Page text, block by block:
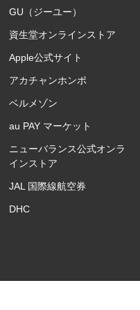
GU（ジーユー）
資生堂オンラインストア
Apple公式サイト
アカチャンホンポ
ベルメゾン
au PAY マーケット
ニューバランス公式オンラ
インストア
JAL 国際線航空券
DHC